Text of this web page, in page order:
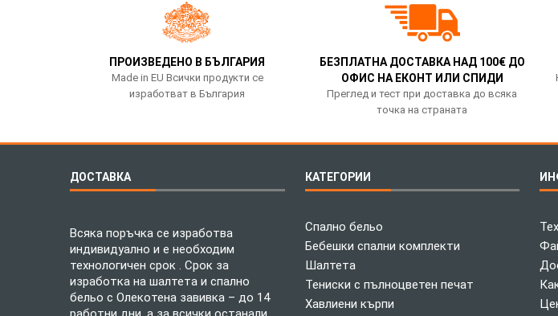
ПРОИЗВЕДЕНО В БЪЛГАРИЯ
Made in EU Всички продукти се
изработват в България
БЕЗПЛАТНА ДОСТАВКА НАД 100€ ДО
ОФИС НА ЕКОНТ ИЛИ СПИДИ
Преглед и тест при доставка до всяка
точка на страната
ДОСТАВКА
Всяка поръчка се изработва
индивидуално и е необходим
технологичен срок . Срок за
изработка на шалтета и спално
бельо с Олекотена завивка – до 14
КАТЕГОРИИ
Спално бельо
Бебешки спални комплекти
Шалтета
Тениски с пълноцветен печат
Хавлиени кърпи